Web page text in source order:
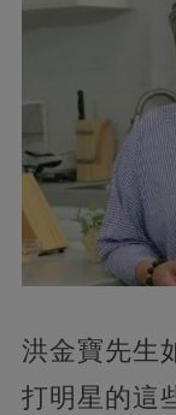
洪金寶先生
打明星的這